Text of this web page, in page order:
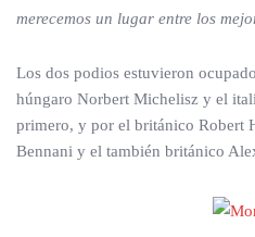
merecemos un lugar entre los
Los dos podios estuvieron
húngaro Norbert Michelisz y el
primero, y por el británico Robert
Bennani y el también británico